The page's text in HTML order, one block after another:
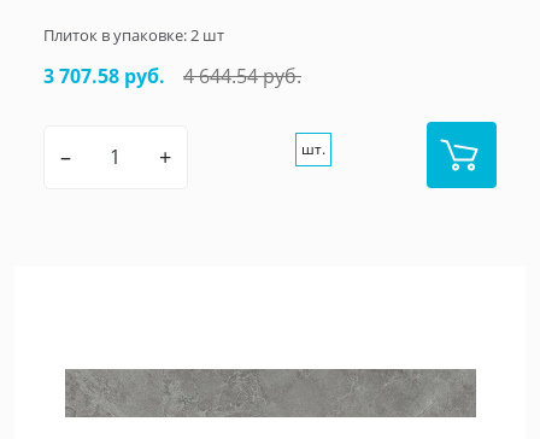
Плиток в упаковке:2 шт
3 707.58 руб. 4 644.54 руб.
– + шт.